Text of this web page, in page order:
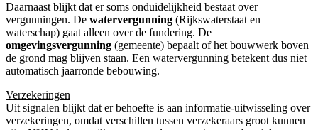
Daarnaast blijkt dat er soms onduidelijkheid bestaat over
vergunningen. De watervergunning (Rijkswaterstaat en
waterschap) gaat alleen over de fundering. De
omgevingsvergunning (gemeente) bepaalt of het bouwwerk boven
de grond mag blijven staan. Een watervergunning betekent dus niet
automatisch jaarronde bebouwing.
Verzekeringen
Uit signalen blijkt dat er behoefte is aan informatie-uitwisseling over
verzekeringen, omdat verschillen tussen verzekeraars groot kunnen